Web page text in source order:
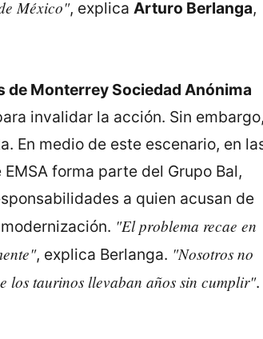
México", explica Arturo Berlanga,
de Monterrey Sociedad Anónima
invalidar la acción. Sin embargo,
En medio de este escenario, en
forma parte del Grupo Bal,
a quien acusan de
"El problema recae en
, explica Berlanga. "Nosotros no
los taurinos llevaban años sin cumplir".